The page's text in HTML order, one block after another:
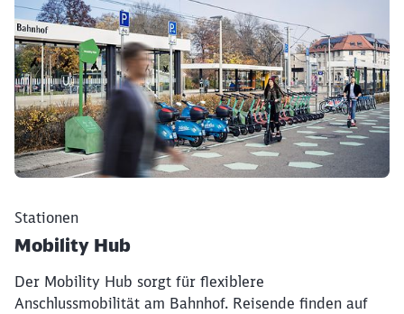
Stationen
Mobility Hub
Der Mobility Hub sorgt für flexiblere
Anschlussmobilität am Bahnhof. Reisende finden auf